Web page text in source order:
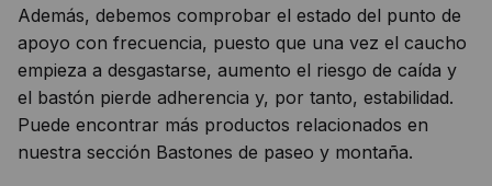
Además, debemos comprobar el estado del punto de
apoyo con frecuencia, puesto que una vez el caucho
empieza a desgastarse, aumento el riesgo de caída y
el bastón pierde adherencia y, por tanto, estabilidad.
Puede encontrar más productos relacionados en
nuestra sección Bastones de paseo y montaña.